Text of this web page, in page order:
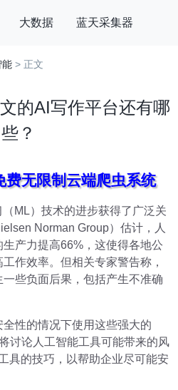
大数据 蓝天采集器
能 > 正文
的AI写作平台还有哪
些？
费无限制云端爬虫系统
ML）技术的进步获得了广泛关
Norman Group）估计，人
产力提高66%，这使得各地公
作效率。但相关专家警告称，
些负面后果，包括产生不准确
性的情况下使用这些强大的
讨论人工智能工具可能带来的风
具的技巧，以帮助企业尽可能安